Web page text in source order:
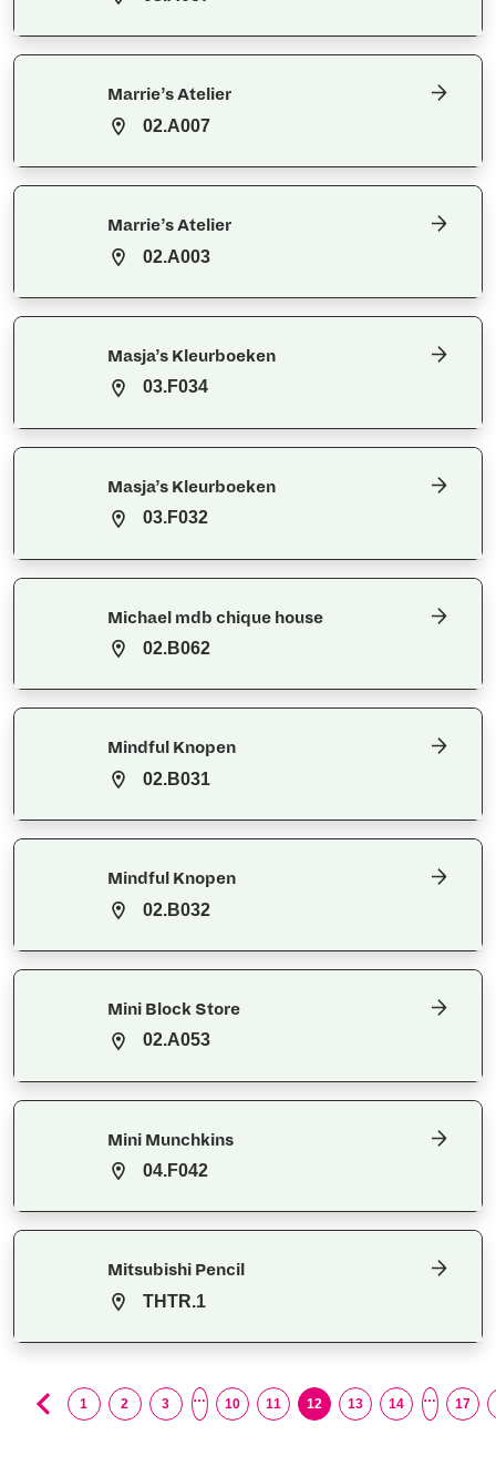
Marrie’s Atelier
02.A007
Marrie’s Atelier
02.A003
Masja’s Kleurboeken
03.F034
Masja’s Kleurboeken
03.F032
Michael mdb chique house
02.B062
Mindful Knopen
02.B031
Mindful Knopen
02.B032
Mini Block Store
02.A053
Mini Munchkins
04.F042
Mitsubishi Pencil
THTR.1
1 2 3 … 10 11 12 13 14 … 17